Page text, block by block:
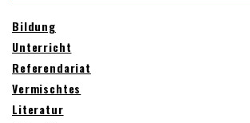
Bildung
Unterricht
Referendariat
Vermischtes
Literatur